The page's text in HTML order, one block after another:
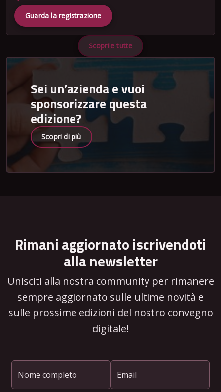
Guarda la registrazione
Scoprile tutte
Sei un’azienda e vuoi
sponsorizzare questa
edizione?
Scopri di più
Rimani aggiornato iscrivendoti
alla newsletter
Unisciti alla nostra community per rimanere
sempre aggiornato sulle ultime novità e
sulle prossime edizioni del nostro convegno
digitale!
Nome completo Email